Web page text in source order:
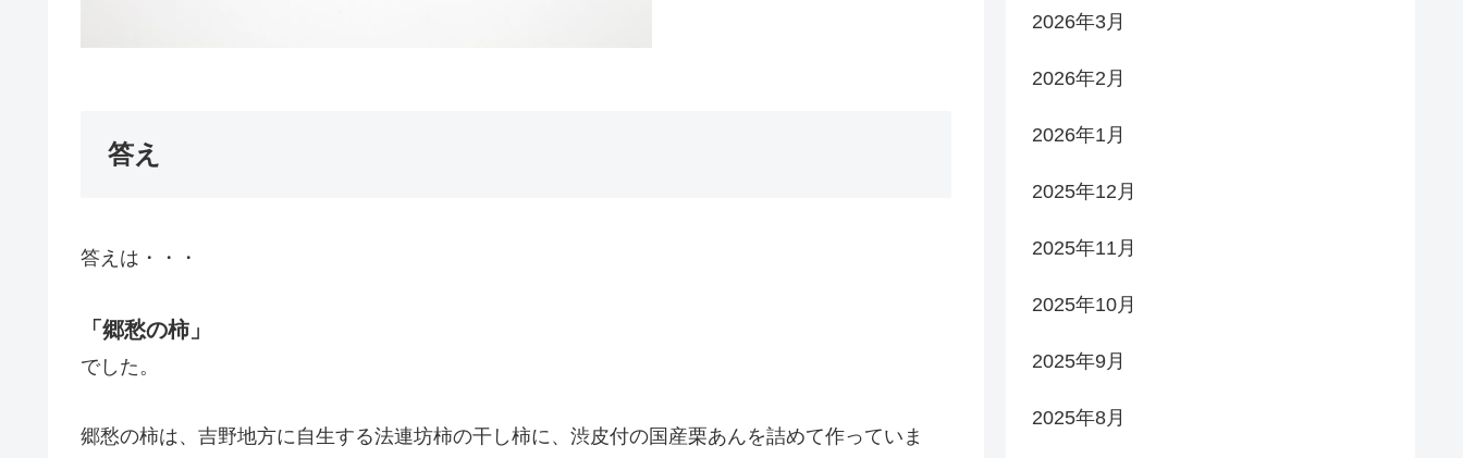
答え
答えは・・・
「郷愁の柿」
でした。
郷愁の柿は、吉野地方に自生する法連坊柿の干し柿に、渋皮付の国産栗あんを詰めて作っていま
2026年3月
2026年2月
2026年1月
2025年12月
2025年11月
2025年10月
2025年9月
2025年8月